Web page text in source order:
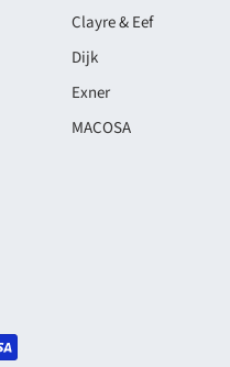
Clayre & Eef
Dijk
Exner
MACOSA